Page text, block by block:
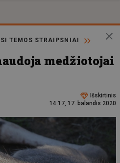
TEMOS STRAIPSNIAI
medžiotojai
Išskirtinis
14:17, 17. balandis 2020